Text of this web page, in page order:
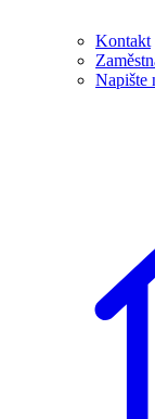
Kontakt
Napište